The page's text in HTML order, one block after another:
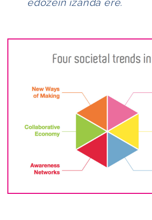
edozein izanda ere.